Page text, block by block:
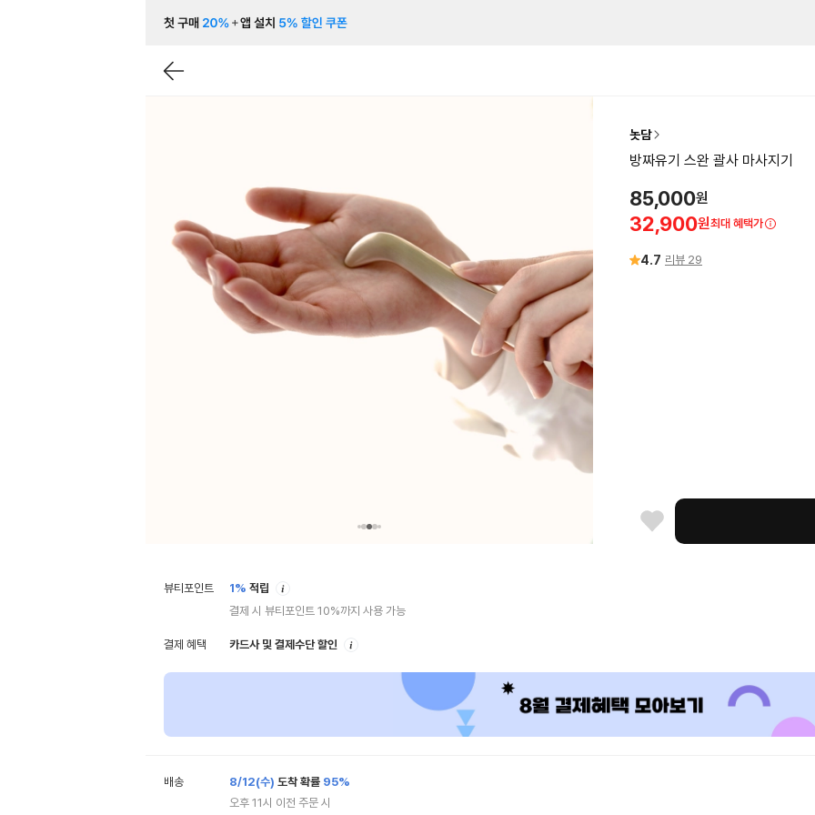
놋담
방짜유기 스완 괄사 마사지기
85,000원
32,900원최대 혜택가
4.7 리뷰 29
뷰티포인트 1% 적립
결제 시 뷰티포인트 10%까지 사용 가능
결제 혜택 카드사 및 결제수단 할인
배송 8/12(수) 도착 확률 95%
오후 11시 이전 주문 시